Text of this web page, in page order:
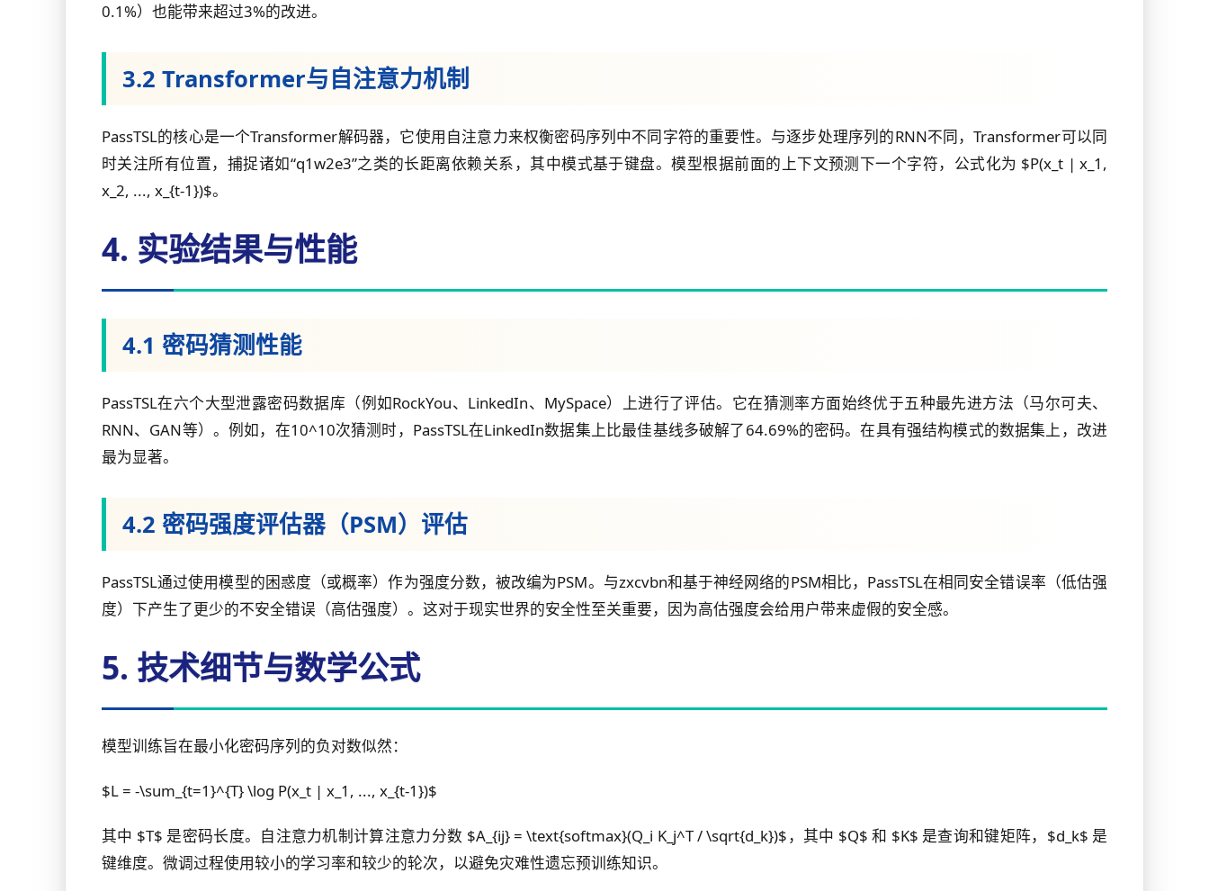
0.1%）也能带来超过3%的改进。
3.2 Transformer与自注意力机制
PassTSL的核心是一个Transformer解码器，它使用自注意力来权衡密码序列中不同字符的重要性。与逐步处理序列的RNN不同，Transformer可以同
时关注所有位置，捕捉诸如“q1w2e3”之类的长距离依赖关系，其中模式基于键盘。模型根据前面的上下文预测下一个字符，公式化为 $P(x_t | x_1,
x_2, ..., x_{t-1})$。
4. 实验结果与性能
4.1 密码猜测性能
PassTSL在六个大型泄露密码数据库（例如RockYou、LinkedIn、MySpace）上进行了评估。它在猜测率方面始终优于五种最先进方法（马尔可夫、
RNN、GAN等）。例如，在10^10次猜测时，PassTSL在LinkedIn数据集上比最佳基线多破解了64.69%的密码。在具有强结构模式的数据集上，改进
最为显著。
4.2 密码强度评估器（PSM）评估
PassTSL通过使用模型的困惑度（或概率）作为强度分数，被改编为PSM。与zxcvbn和基于神经网络的PSM相比，PassTSL在相同安全错误率（低估强
度）下产生了更少的不安全错误（高估强度）。这对于现实世界的安全性至关重要，因为高估强度会给用户带来虚假的安全感。
5. 技术细节与数学公式
模型训练旨在最小化密码序列的负对数似然：
$L = -\sum_{t=1}^{T} \log P(x_t | x_1, ..., x_{t-1})$
其中 $T$ 是密码长度。自注意力机制计算注意力分数 $A_{ij} = \text{softmax}(Q_i K_j^T / \sqrt{d_k})$，其中 $Q$ 和 $K$ 是查询和键矩阵，$d_k$ 是
键维度。微调过程使用较小的学习率和较少的轮次，以避免灾难性遗忘预训练知识。